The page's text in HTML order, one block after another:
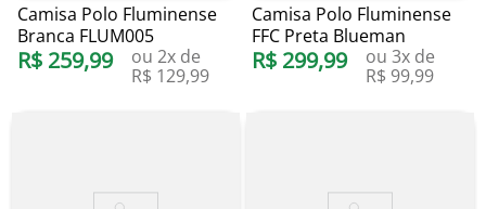
Camisa Polo Fluminense
Branca FLUM005
R$ 259,99 ou 2x de
R$ 129,99
Camisa Polo Fluminense
FFC Preta Blueman
R$ 299,99 ou 3x de
R$ 99,99